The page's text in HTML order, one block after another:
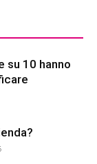
su 10 hanno